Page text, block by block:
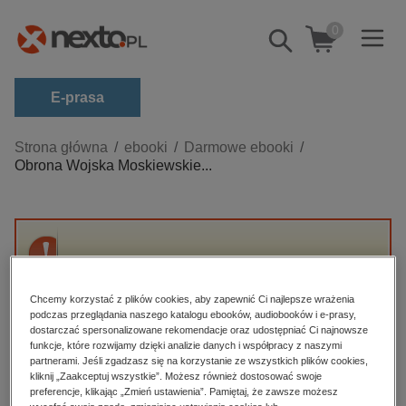
Pokaż/schowaj
wyszukiwarkę
0
E-prasa
Kategorie
Zobacz wszystkie E-prasa
budownictwo, aranżacja wnętrz
dzienniki
edukacja
hobby, sport, rozrywka
komputery, internet, technologie, informatyka
Strona główna ebooki
Darmowe ebooki
Obrona Wojska Moskiewskie...
Przepraszamy, ale produkt „Obrona Wojska
High-contrast mode
Polecane
Chcemy korzystać z plików cookies, aby zapewnić Ci najlepsze wrażenia
podczas przeglądania naszego katalogu ebooków, audiobooków i e-prasy,
dostarczać spersonalizowane rekomendacje oraz udostępniać Ci najnowsze
funkcje, które rozwijamy dzięki analizie danych i współpracy z naszymi
partnerami. Jeśli zgadzasz się na korzystanie ze wszystkich plików cookies,
kliknij „Zaakceptuj wszystkie”. Możesz również dostosować swoje
preferencje, klikając „Zmień ustawienia”. Pamiętaj, że zawsze możesz